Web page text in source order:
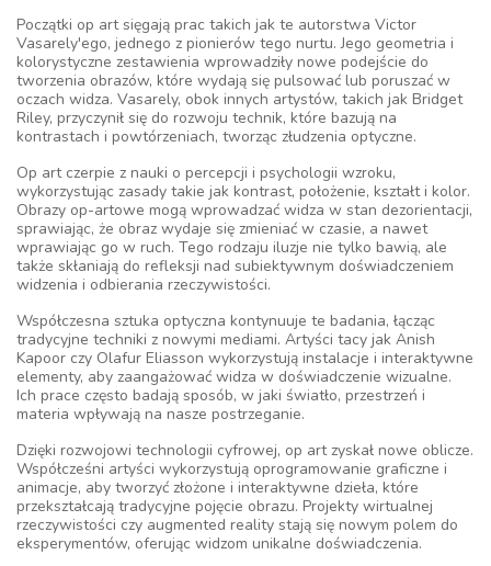
Początki op art sięgają prac takich jak te autorstwa Victor
Vasarely'ego, jednego z pionierów tego nurtu. Jego geometria i
kolorystyczne zestawienia wprowadziły nowe podejście do
tworzenia obrazów, które wydają się pulsować lub poruszać w
oczach widza. Vasarely, obok innych artystów, takich jak Bridget
Riley, przyczynił się do rozwoju technik, które bazują na
kontrastach i powtórzeniach, tworząc złudzenia optyczne.
Op art czerpie z nauki o percepcji i psychologii wzroku,
wykorzystując zasady takie jak kontrast, położenie, kształt i kolor.
Obrazy op-artowe mogą wprowadzać widza w stan dezorientacji,
sprawiając, że obraz wydaje się zmieniać w czasie, a nawet
wprawiając go w ruch. Tego rodzaju iluzje nie tylko bawią, ale
także skłaniają do refleksji nad subiektywnym doświadczeniem
widzenia i odbierania rzeczywistości.
Współczesna sztuka optyczna kontynuuje te badania, łącząc
tradycyjne techniki z nowymi mediami. Artyści tacy jak Anish
Kapoor czy Olafur Eliasson wykorzystują instalacje i interaktywne
elementy, aby zaangażować widza w doświadczenie wizualne.
Ich prace często badają sposób, w jaki światło, przestrzeń i
materia wpływają na nasze postrzeganie.
Dzięki rozwojowi technologii cyfrowej, op art zyskał nowe oblicze.
Współcześni artyści wykorzystują oprogramowanie graficzne i
animacje, aby tworzyć złożone i interaktywne dzieła, które
przekształcają tradycyjne pojęcie obrazu. Projekty wirtualnej
rzeczywistości czy augmented reality stają się nowym polem do
eksperymentów, oferując widzom unikalne doświadczenia.